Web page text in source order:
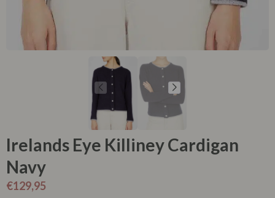
Irelands Eye Killiney Cardigan
Navy
€129,95